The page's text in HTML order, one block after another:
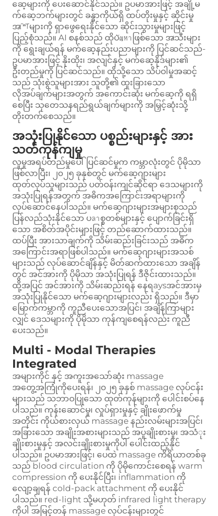
ဆေ့များကို ပေးဆောင်နိုင်သည်။ ဥပမာအားဖြင့် အချို့မ
က်ဆေ့ဘက်များတွင် ခန္ဓာကိုယ်ရှိ ထပ်တိုးမှုနှင့် ဆိုင်းမှု
အংশများကို ရှာဖွေရေးနိုင်သော ဆိုင်းသွားမှုများဖြင့်
ပြည့်စုံသည်။ AI စနစ်သည် ထိုပัญหาဖြစ်သော အংသီးများ
ကို ရွေးချယ်ရန် မက်ဆေ့နည်းပညာများကို ပြင်ဆင်သည်-
ဥပမာအားဖြင့် နိုးထိုး၊ အလျင်နှင့် မက်ဆေ့နိုဒ်များ၏
ဦးတည်မှုကို ပြင်ဆင်သည်။ ထိုသို့သော သိပ်ဝါမှုအဆင့်
သည် သုံးစွဲသူများအား သူတို့၏ ထူးခြားသော
လိုအပ်ချက်များအတွက် အကောင်းဆုံး မက်ဆေ့ကို ရရှိ
စေပြီး သုတေသနရည်ရွယ်ချက်များကို အမြှင့်ဆုံးသို့
တိုးတက်စေသည်။
အသုံးပြုနိုင်သော ပစ္စည်းများနှင့် အား
သတ်ကုန်ကျမှု
လူမှုအရပ်တည်မှုပေါ်ပြင်ဆင်မှုက ကမ္ဘာလုံးတွင် ပိုမိုသာ
ဖြစ်လာပြီး၊ ၂၀၂၅ ခုနှစ်တွင် မက်ဆေ့ဂျားများ
ထုတ်လုပ်သူများသည် ပတ်ဝန်းကျင်ဆိုင်ရာ ဒေသများကို
အသုံးပြုရန်အတွက် အဓိကအကြောင်းအရာများကို
လုပ်ဆောင်နေပါသည်။ မက်ဆေ့ဂျားများအများစုသည်
ပြန်လည်သုံးနိုင်သော ပลาစ္စတစ်များနှင့် ပျောက်ခြင်းရှိ
သော အစိတ်အပိုင်းများဖြင့် တည်ဆောက်ထားသည်။
ထပ်ပြီး အားသာချက်ကို သိမ်းဆည်းခြင်းသည် အဓိက
အကြောင်းအရာဖြစ်ပါသည်။ မက်ဆေ့ဂျားများအသစ်
များသည် လုပ်ဆောင်ချိန်နှင့် မိတ်ဆက်ထားသော အချိန်
တွင် အင်အားကို ပိုမိုသာ အသုံးပြုရန် ဒီဇိုင်းထားသည်။
ထို့အပြင် အင်အားကို သိမ်းဆည်းရန် နေရaysအင်အားမှ
အသုံးပြုနိုင်သော မက်ဆေ့ဂျားများလည်း ရှိသည်။ ဒီမှာ
မြောက်ကမ္ဘာကို ကူညီပေးသောအပြင်၊ အချိန်ကြာများ
လျှင် ဒေသများကို ပိုမိုသာ ကုန်ကျစေရန်လည်း ကူညီ
ပေးသည်။
Multi - Modal Therapies
Integrated
အများကိုင် နှင့် အကူးအသော်ဆုံး massage
အတွေ့အကြုံကိုပေးရန်၊ ၂၀၂၅ ခုနှစ် massage လုပ်ငန်း
များသည် သဘာဝပြုသော ထုတ်ကုန်များကို ပေါင်းစပ်နေ
ပါသည်။ ကုန်းဆောင်မှု၊ လှုပ်ရှားမှုနှင့် ချိုးဖောက်မှု
အတိုင်း ကိုယ်စားလှယ် massage နည်းလမ်းများအပြင်၊
အခြားသော အချိုးအစားများသည် အပူချိုးစားမှု၊ အသံုး
ချိုးစားမှုနှင့် အလင်းချိုးစားမှုကိုပါ ပေါင်းထည့်နိုင်
ပါသည်။ ဥပမာအားဖြင့်၊ ပေထဲ massage ကိရိယာတစ်ခု
သည် blood circulation ကို ပိုမိုကောင်းစေရန် warm
compression ကို ပေးနိုင်ပြီး၊ inflammation ကို
လျော့ချရန် cold-pack attachment ကို ပေးနိုင်
ပါသည်။ red-light သို့မဟုတ် infrared light therapy
ကိုပါ အမြင့်တန် massage လုပ်ငန်းများတွင်